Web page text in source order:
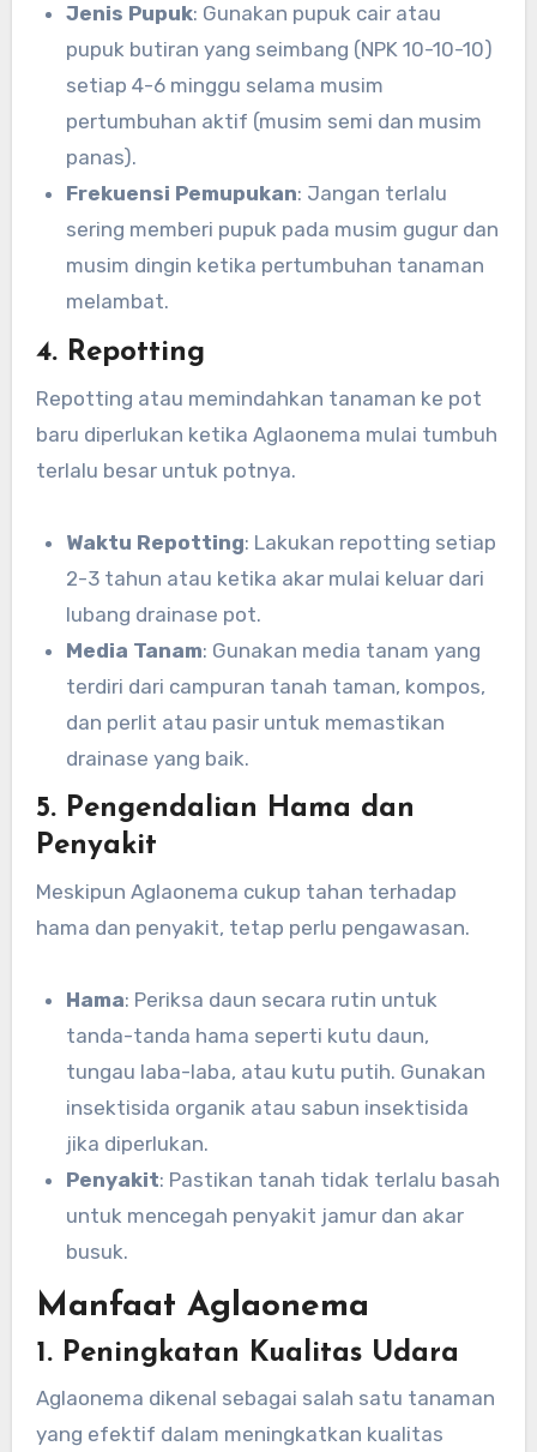
Jenis Pupuk: Gunakan pupuk cair atau
pupuk butiran yang seimbang (NPK 10-10-10)
setiap 4-6 minggu selama musim
pertumbuhan aktif (musim semi dan musim
panas).
Frekuensi Pemupukan: Jangan terlalu
sering memberi pupuk pada musim gugur dan
musim dingin ketika pertumbuhan tanaman
melambat.
4. Repotting
Repotting atau memindahkan tanaman ke pot
baru diperlukan ketika Aglaonema mulai tumbuh
terlalu besar untuk potnya.
Waktu Repotting: Lakukan repotting setiap
2-3 tahun atau ketika akar mulai keluar dari
lubang drainase pot.
Media Tanam: Gunakan media tanam yang
terdiri dari campuran tanah taman, kompos,
dan perlit atau pasir untuk memastikan
drainase yang baik.
5. Pengendalian Hama dan
Penyakit
Meskipun Aglaonema cukup tahan terhadap
hama dan penyakit, tetap perlu pengawasan.
Hama: Periksa daun secara rutin untuk
tanda-tanda hama seperti kutu daun,
tungau laba-laba, atau kutu putih. Gunakan
insektisida organik atau sabun insektisida
jika diperlukan.
Penyakit: Pastikan tanah tidak terlalu basah
untuk mencegah penyakit jamur dan akar
busuk.
Manfaat Aglaonema
1. Peningkatan Kualitas Udara
Aglaonema dikenal sebagai salah satu tanaman
yang efektif dalam meningkatkan kualitas